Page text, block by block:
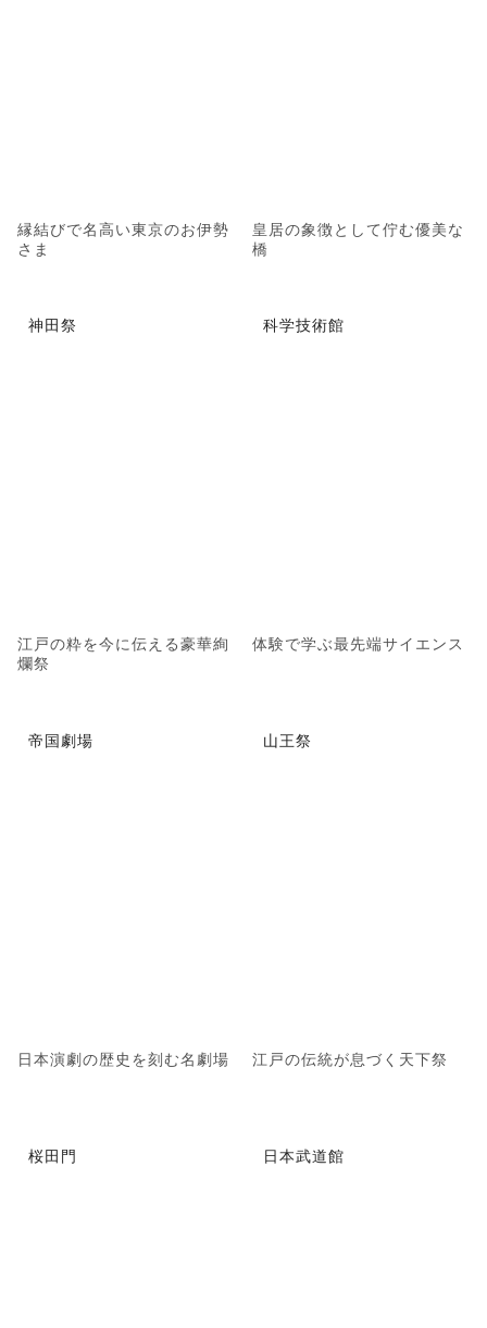
縁結びで名高い東京のお伊勢
さま
皇居の象徴として佇む優美な
橋
神田祭
江戸の粋を今に伝える豪華絢
爛祭
科学技術館
体験で学ぶ最先端サイエンス
帝国劇場
日本演劇の歴史を刻む名劇場
山王祭
江戸の伝統が息づく天下祭
桜田門 日本武道館